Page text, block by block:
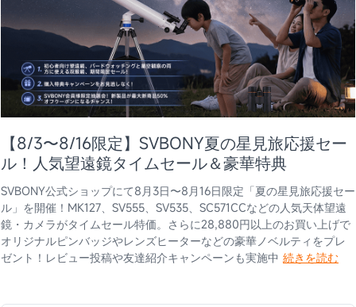
【8/3〜8/16限定】SVBONY夏の星見旅応援セー
ル！人気望遠鏡タイムセール＆豪華特典
SVBONY公式ショップにて8月3日〜8月16日限定「夏の星見旅応援セー
ル」を開催！MK127、SV555、SV535、SC571CCなどの人気天体望遠
鏡・カメラがタイムセール特価。さらに28,880円以上のお買い上げで
オリジナルピンバッジやレンズヒーターなどの豪華ノベルティをプレ
ゼント！レビュー投稿や友達紹介キャンペーンも実施中 続きを読む